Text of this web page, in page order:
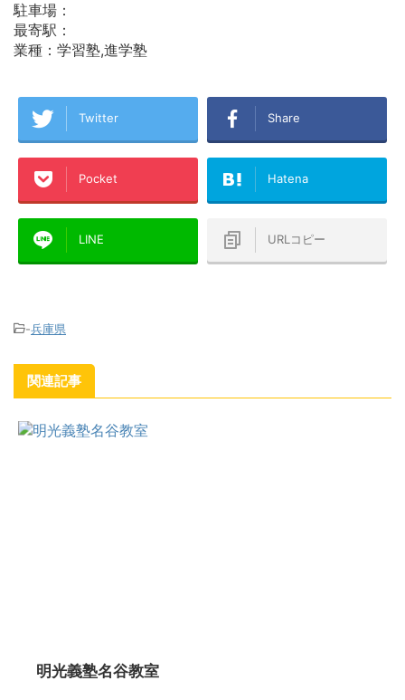
駐車場：
最寄駅：
業種：学習塾,進学塾
Twitter Share
Pocket Hatena
LINE URLコピー
-兵庫県
関連記事
明光義塾名谷教室